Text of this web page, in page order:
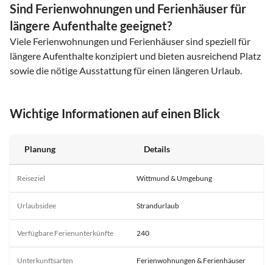
Sind Ferienwohnungen und Ferienhäuser für
längere Aufenthalte geeignet?
Viele Ferienwohnungen und Ferienhäuser sind speziell für
längere Aufenthalte konzipiert und bieten ausreichend Platz
sowie die nötige Ausstattung für einen längeren Urlaub.
Wichtige Informationen auf einen Blick
Planung Details
Reiseziel Wittmund & Umgebung
Urlaubsidee Strandurlaub
Verfügbare Ferienunterkünfte 240
Unterkunftsarten Ferienwohnungen & Ferienhäuser